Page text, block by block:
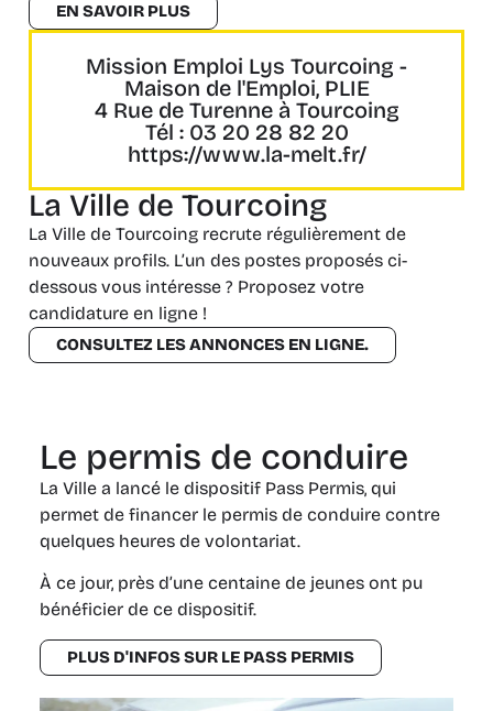
EN SAVOIR PLUS
Mission Emploi Lys Tourcoing -
Maison de l'Emploi, PLIE
4 Rue de Turenne à Tourcoing
Tél : 03 20 28 82 20
https://www.la-melt.fr/
La Ville de Tourcoing
La Ville de Tourcoing recrute régulièrement de
nouveaux profils. L’un des postes proposés ci-
dessous vous intéresse ? Proposez votre
candidature en ligne !
CONSULTEZ LES ANNONCES EN LIGNE.
Le permis de conduire
La Ville a lancé le dispositif Pass Permis, qui
permet de financer le permis de conduire contre
quelques heures de volontariat.
À ce jour, près d’une centaine de jeunes ont pu
bénéficier de ce dispositif.
PLUS D'INFOS SUR LE PASS PERMIS